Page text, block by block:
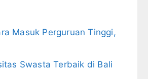
Masuk Perguruan Tinggi,
Swasta Terbaik di Bali